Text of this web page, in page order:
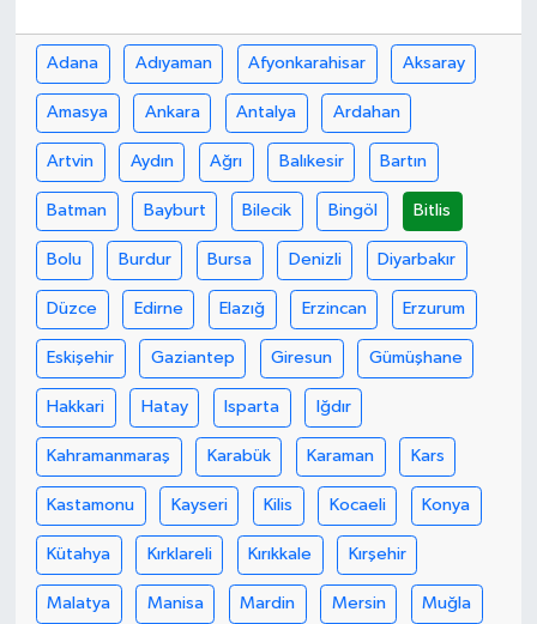
Adana Adıyaman Afyonkarahisar Aksaray
Amasya Ankara Antalya Ardahan
Artvin Aydın Ağrı Balıkesir Bartın
Batman Bayburt Bilecik Bingöl Bitlis
Bolu Burdur Bursa Denizli Diyarbakır
Düzce Edirne Elazığ Erzincan Erzurum
Eskişehir Gaziantep Giresun Gümüşhane
Hakkari Hatay Isparta Iğdır
Kahramanmaraş Karabük Karaman Kars
Kastamonu Kayseri Kilis Kocaeli Konya
Kütahya Kırklareli Kırıkkale Kırşehir
Malatya Manisa Mardin Mersin Muğla